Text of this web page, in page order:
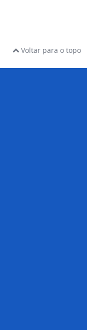
Voltar para o topo